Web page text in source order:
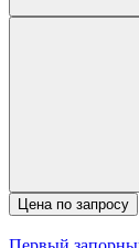
Цена по запросу